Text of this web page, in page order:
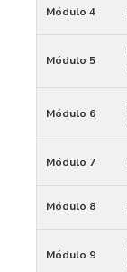
Módulo 4
Módulo 5
Módulo 6
Módulo 7
Módulo 8
Módulo 9